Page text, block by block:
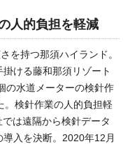
人的負担を軽減
を持つ那須ハイランド。
ける藤和那須リゾート
の水道メーターの検針作
。検針作業の人的負担軽
は遠隔から検針データ
入を決断。2020年12月